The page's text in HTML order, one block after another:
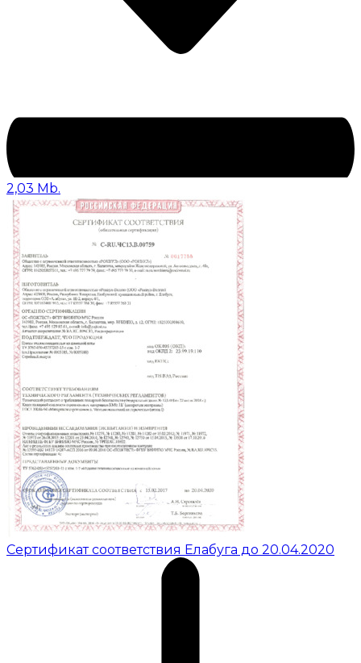
2,03 Mb.
Сертификат соответствия Елабуга до 20.04.2020